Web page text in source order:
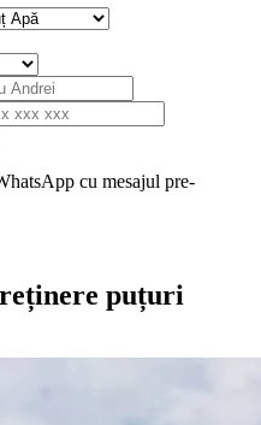
cu mesajul pre-
puțuri